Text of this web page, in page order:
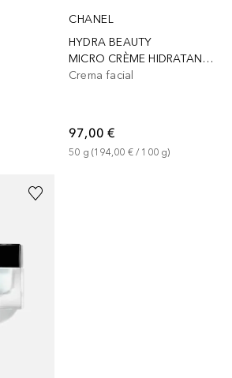
CHANEL
HYDRA BEAUTY
MICRO CRÈME HIDRATANTE RELLENADOR FORTALECEDOR
Crema facial
97,00 €
50 g (194,00 € / 100 g)